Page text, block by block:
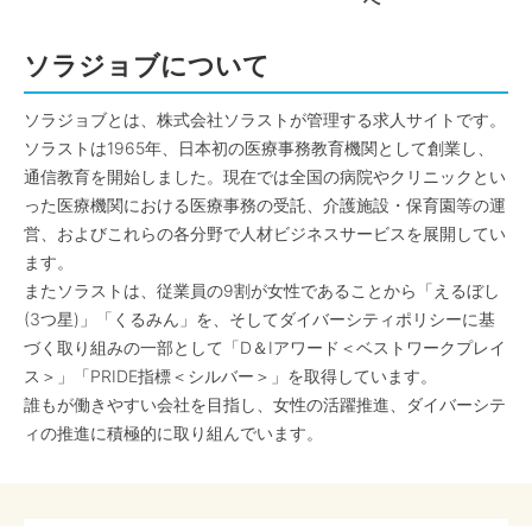
ソラジョブについて
ソラジョブとは、株式会社ソラストが管理する求人サイトです。
ソラストは1965年、日本初の医療事務教育機関として創業し、
通信教育を開始しました。現在では全国の病院やクリニックとい
った医療機関における医療事務の受託、介護施設・保育園等の運
営、およびこれらの各分野で人材ビジネスサービスを展開してい
ます。
またソラストは、従業員の9割が女性であることから「えるぼし
(3つ星)」「くるみん」を、そしてダイバーシティポリシーに基
づく取り組みの一部として「D＆Iアワード＜ベストワークプレイ
ス＞」「PRIDE指標＜シルバー＞」を取得しています。
誰もが働きやすい会社を目指し、女性の活躍推進、ダイバーシテ
ィの推進に積極的に取り組んでいます。